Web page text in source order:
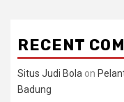
RECENT
Situs Judi Bola on
Badung